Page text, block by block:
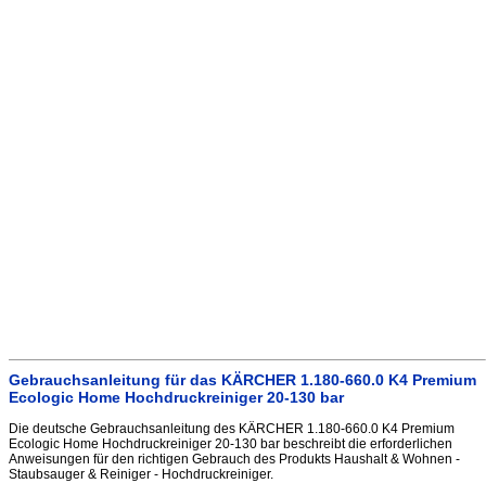
Gebrauchsanleitung für das KÄRCHER 1.180-660.0 K4 Premium
Ecologic Home Hochdruckreiniger 20-130 bar
Die deutsche Gebrauchsanleitung des KÄRCHER 1.180-660.0 K4 Premium
Ecologic Home Hochdruckreiniger 20-130 bar beschreibt die erforderlichen
Anweisungen für den richtigen Gebrauch des Produkts Haushalt & Wohnen -
Staubsauger & Reiniger - Hochdruckreiniger.